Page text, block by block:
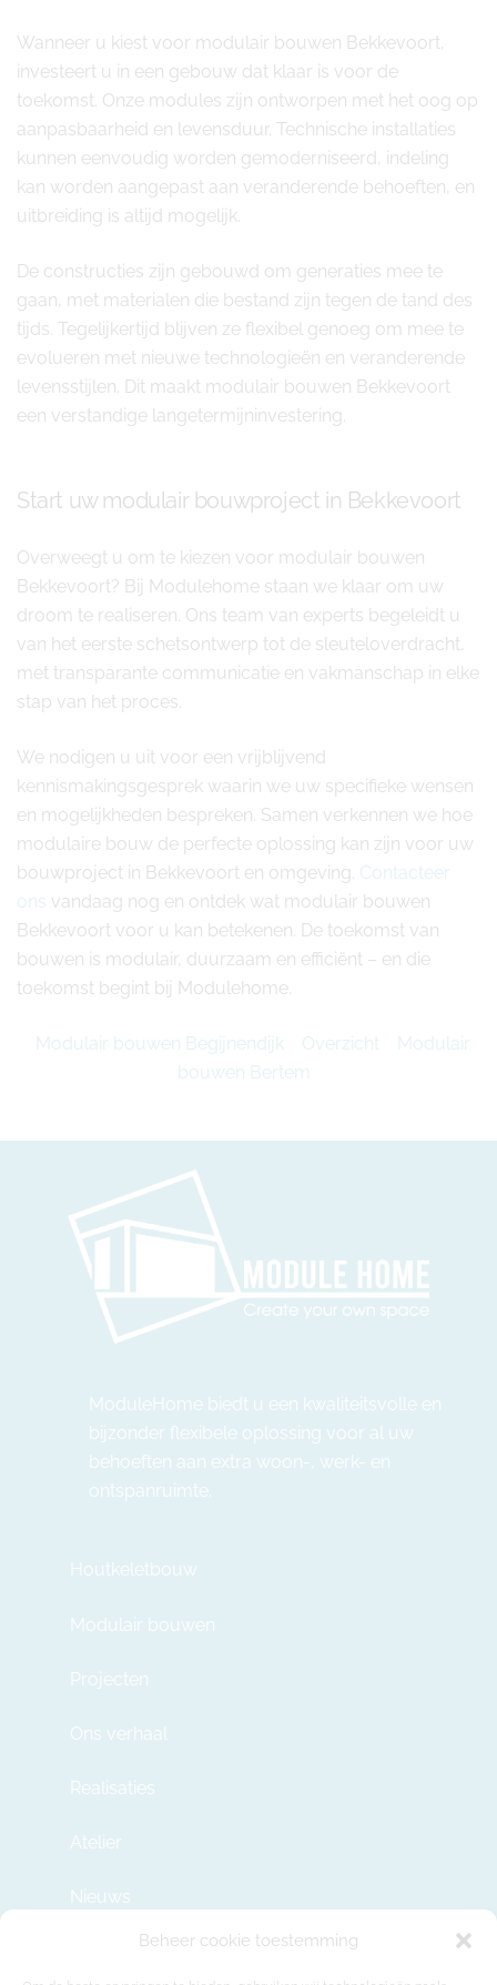
Beheer cookie toestemming
Wanneer u kiest voor modulair bouwen Bekkevoort,
investeert u in een gebouw dat klaar is voor de
toekomst. Onze modules zijn ontworpen met het oog op
aanpasbaarheid en levensduur. Technische installaties
kunnen eenvoudig worden gemoderniseerd, indeling
kan worden aangepast aan veranderende behoeften, en
uitbreiding is altijd mogelijk.
De constructies zijn gebouwd om generaties mee te
gaan, met materialen die bestand zijn tegen de tand des
tijds. Tegelijkertijd blijven ze flexibel genoeg om mee te
evolueren met nieuwe technologieën en veranderende
levensstijlen. Dit maakt modulair bouwen Bekkevoort
een verstandige langetermijninvestering.
Start uw modulair bouwproject in Bekkevoort
Overweegt u om te kiezen voor modulair bouwen
Bekkevoort? Bij Modulehome staan we klaar om uw
droom te realiseren. Ons team van experts begeleidt u
van het eerste schetsontwerp tot de sleuteloverdracht,
met transparante communicatie en vakmanschap in elke
stap van het proces.
We nodigen u uit voor een vrijblijvend
kennismakingsgesprek waarin we uw specifieke wensen
en mogelijkheden bespreken. Samen verkennen we hoe
modulaire bouw de perfecte oplossing kan zijn voor uw
bouwproject in Bekkevoort en omgeving. Contacteer
ons vandaag nog en ontdek wat modulair bouwen
Bekkevoort voor u kan betekenen. De toekomst van
bouwen is modulair, duurzaam en efficiënt – en die
toekomst begint bij Modulehome.
Modulair bouwen Begijnendijk Overzicht
Modulair
bouwen Bertem
ModuleHome biedt u een kwaliteitsvolle en
bijzonder flexibele oplossing voor al uw
behoeften aan extra woon-, werk- en
ontspanruimte.
Houtkeletbouw
Modulair bouwen
Projecten
Ons verhaal
Realisaties
Atelier
Nieuws